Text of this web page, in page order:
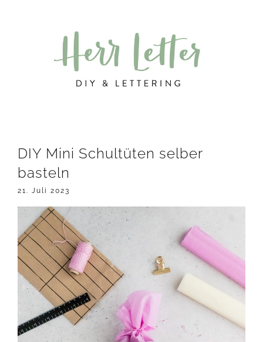
DIY Mini Schultüten selber
basteln
21. Juli 2023